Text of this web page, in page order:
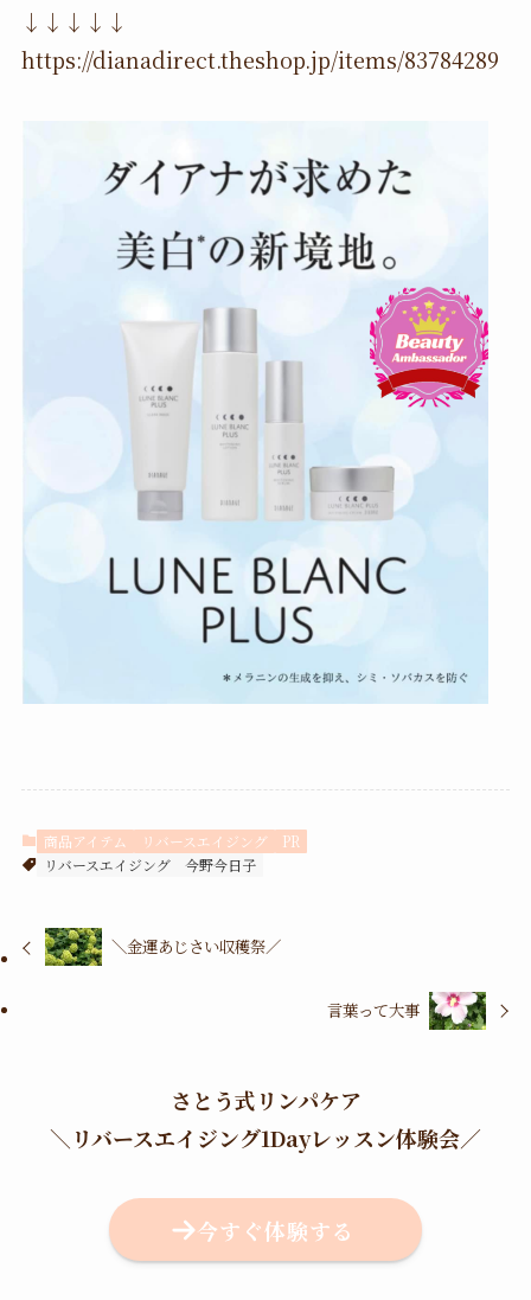
↓↓↓↓↓
https://dianadirect.theshop.jp/items/83784289
商品アイテム リバースエイジング
PR
リバースエイジング 今野今日子
＼金運あじさい収穫祭／
言葉って大事
さとう式リンパケア
＼ リバースエイジング1Dayレッスン体験会／
今すぐ体験する